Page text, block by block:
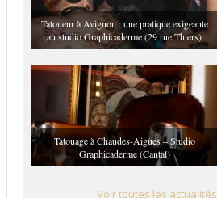
Tatoueur à Avignon : une pratique exigeante
au studio Graphicaderme (29 rue Thiers)
Tatouage à Chaudes-Aigues – Studio
Graphicaderme (Cantal)
Voir toutes les actualités